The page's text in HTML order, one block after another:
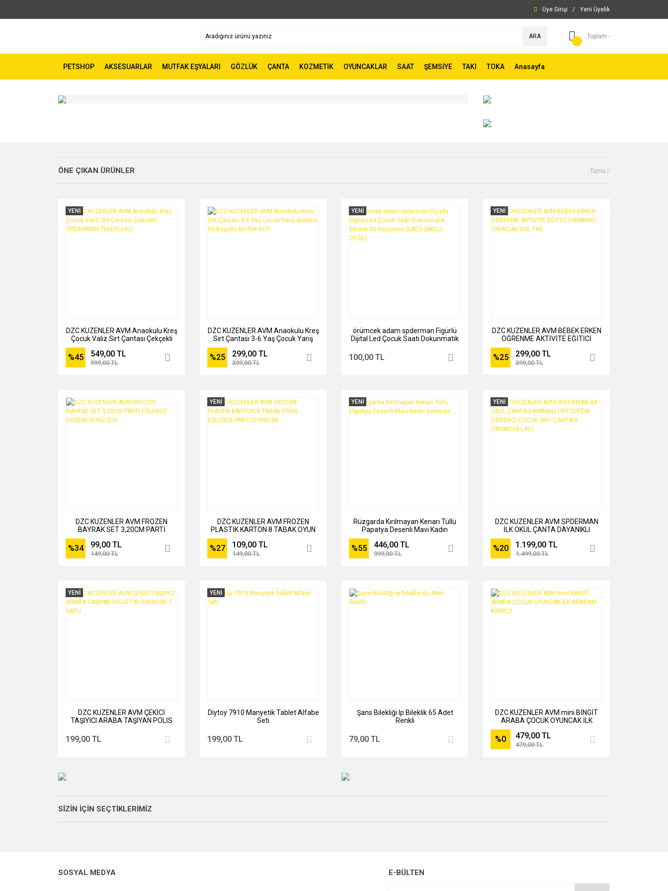
Üye Girişi / Yeni Üyelik
ARA Toplam -
PETSHOP AKSESUARLAR MUTFAK EŞYALARI GÖZLÜK ÇANTA KOZMETİK OYUNCAKLAR SAAT ŞEMSİYE TAKI TOKA Anasayfa
ÖNE ÇIKAN ÜRÜNLER Tümü
YENİ
DZC KUZENLER AVM Anaokulu Kreş
Çocuk Valiz Sırt Çantası Çekçekli
SPİDERMAN TEKERLEKLİ
%45 549,00 TL
999,00 TL
DZC KUZENLER AVM Anaokulu Kreş
Sırt Çantası 3-6 Yaş Çocuk Yarış
Arabası 5d Boyutlu BÜYÜK BOY
%25 299,00 TL
399,00 TL
YENİ
örümcek adam spderman Figürlü
Dijital Led Çocuk Saati Dokunmatik
100,00 TL
YENİ
DZC KUZENLER AVM BEBEK ERKEN
ÖĞRENME AKTİVİTE EĞİTİCİ
DAYANIKLI OYUNCAK BUL TAK
%25 299,00 TL
399,00 TL
DZC KUZENLER AVM FROZEN
BAYRAK SET 3,20CM PARTİ
EĞLENCE DOĞUM GÜNÜ SÜS
%34 99,00 TL
149,00 TL
YENİ
DZC KUZENLER AVM FROZEN
PLASTİK KARTON 8 TABAK OYUN
EĞLENCE PARTİ OYUNCAK
%27 109,00 TL
149,00 TL
YENİ
Rüzgarda Kırılmayan Kenarı Tüllü
Papatya Desenli Mavi Kadın
%55 446,00 TL
999,00 TL
YENİ
DZC KUZENLER AVM SPDERMAN
İLK OKUL ÇANTA DAYANIKLI
ORTOPEDİK ÖĞRENCİ ÇOCUK SIRT
ÇANTASI ÖRÜMCEK LACİ
%20 1.199,00 TL
1.499,00 TL
YENİ
DZC KUZENLER AVM ÇEKİCİ
TAŞIYICI ARABA TAŞIYAN POLİS
199,00 TL
YENİ
Diytoy 7910 Manyetik Tablet Alfabe
Seti
199,00 TL
Şans Bilekliği Ip Bileklik 65 Adet
Renkli
79,00 TL
DZC KUZENLER AVM mini BİNGİT
ARABA ÇOCUK OYUNCAK İLK
%0 479,00 TL
479,00 TL
SİZİN İÇİN SEÇTİKLERİMİZ
SOSYAL MEDYA E-BÜLTEN